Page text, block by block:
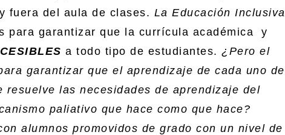
fuera del aula de clases. La Educación Inclusiva
para garantizar que la currícula académica y
a todo tipo de estudiantes. ¿Pero el
garantizar que el aprendizaje de cada uno de
resuelve las necesidades de aprendizaje del
paliativo que hace como que hace?
alumnos promovidos de grado con un nivel de